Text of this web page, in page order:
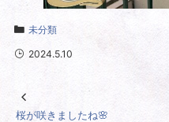
未分類
2024.5.10
桜が咲きましたね🌸